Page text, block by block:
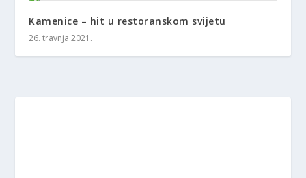
Kamenice – hit u restoranskom svijetu
26. travnja 2021.